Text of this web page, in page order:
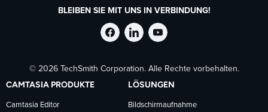
BLEIBEN SIE MIT UNS IN VERBINDUNG!
TechSmith
auf
Facebook
TechSmith
auf
LinkedIn
TechSmith
auf
YouTube
© 2026 TechSmith Corporation. Alle Rechte vorbehalten.
CAMTASIA PRODUKTE
Camtasia Editor
LÖSUNGEN
Bildschirmaufnahme